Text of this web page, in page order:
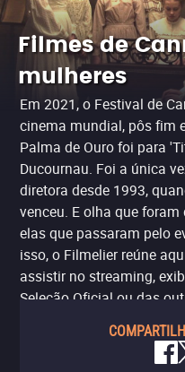
Filmes de
mulheres
Em 2021, o Festival de
cinema mundial, pôs fim
Palma de Ouro foi para
Ducournau. Foi a única
diretora desde 1993,
venceu. E olha que
elas que passaram pelo
isso, o Filmelier reúne
assistir no streaming,
Seleção Oficial ou das